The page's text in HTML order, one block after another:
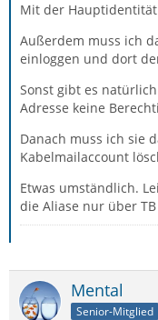
Mit der
Außerdem muss ich
einloggen und dort
Sonst gibt es
Adresse keine
Danach muss ich sie
Kabelmailaccount
Etwas umständlich.
die Aliase nur über
Mental
Senior-Mitglied